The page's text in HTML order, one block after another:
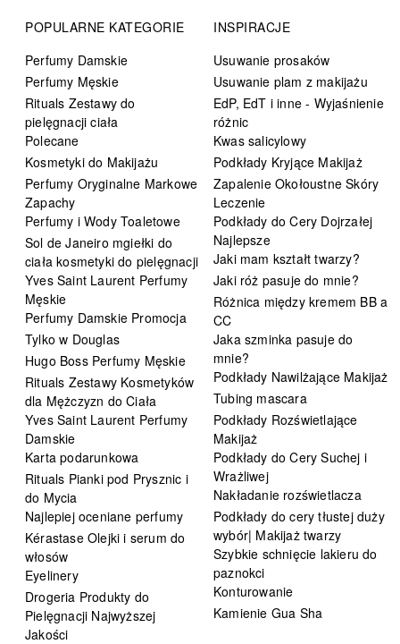
POPULARNE KATEGORIE
Perfumy Damskie
Perfumy Męskie
Rituals Zestawy do
pielęgnacji ciała
Polecane
Kosmetyki do Makijażu
Perfumy Oryginalne Markowe
Zapachy
Perfumy i Wody Toaletowe
Sol de Janeiro mgiełki do
ciała kosmetyki do pielęgnacji
Yves Saint Laurent Perfumy
Męskie
Perfumy Damskie Promocja
Tylko w Douglas
Hugo Boss Perfumy Męskie
Rituals Zestawy Kosmetyków
dla Mężczyzn do Ciała
Yves Saint Laurent Perfumy
Damskie
Karta podarunkowa
Rituals Pianki pod Prysznic i
do Mycia
Najlepiej oceniane perfumy
Kérastase Olejki i serum do
włosów
Eyelinery
Drogeria Produkty do
Pielęgnacji Najwyższej
Jakości
INSPIRACJE
Usuwanie prosaków
Usuwanie plam z makijażu
EdP, EdT i inne - Wyjaśnienie
różnic
Kwas salicylowy
Podkłady Kryjące Makijaż
Zapalenie Okołoustne Skóry
Leczenie
Podkłady do Cery Dojrzałej
Najlepsze
Jaki mam kształt twarzy?
Jaki róż pasuje do mnie?
Różnica między kremem BB a
CC
Jaka szminka pasuje do
mnie?
Podkłady Nawilżające Makijaż
Tubing mascara
Podkłady Rozświetlające
Makijaż
Podkłady do Cery Suchej i
Wrażliwej
Nakładanie rozświetlacza
Podkłady do cery tłustej duży
wybór| Makijaż twarzy
Szybkie schnięcie lakieru do
paznokci
Konturowanie
Kamienie Gua Sha